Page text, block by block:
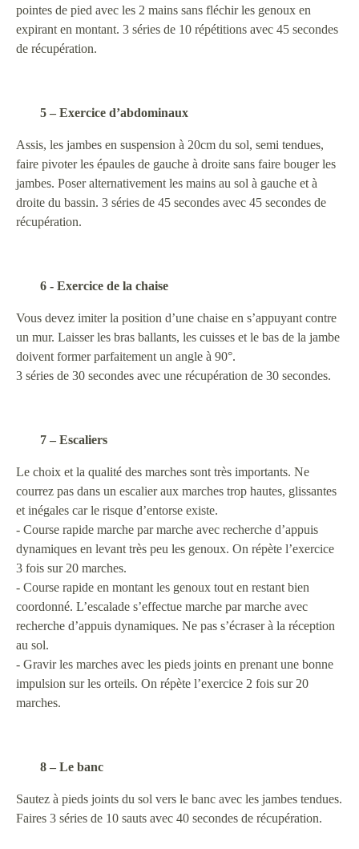
pointes de pied avec les 2 mains sans fléchir les genoux en
expirant en montant. 3 séries de 10 répétitions avec 45 secondes
de récupération.
5 – Exercice d’abdominaux
Assis, les jambes en suspension à 20cm du sol, semi tendues,
faire pivoter les épaules de gauche à droite sans faire bouger les
jambes. Poser alternativement les mains au sol à gauche et à
droite du bassin. 3 séries de 45 secondes avec 45 secondes de
récupération.
6 - Exercice de la chaise
Vous devez imiter la position d’une chaise en s’appuyant contre
un mur. Laisser les bras ballants, les cuisses et le bas de la jambe
doivent former parfaitement un angle à 90°.
3 séries de 30 secondes avec une récupération de 30 secondes.
7 – Escaliers
Le choix et la qualité des marches sont très importants. Ne
courrez pas dans un escalier aux marches trop hautes, glissantes
et inégales car le risque d’entorse existe.
- Course rapide marche par marche avec recherche d’appuis
dynamiques en levant très peu les genoux. On répète l’exercice
3 fois sur 20 marches.
- Course rapide en montant les genoux tout en restant bien
coordonné. L’escalade s’effectue marche par marche avec
recherche d’appuis dynamiques. Ne pas s’écraser à la réception
au sol.
- Gravir les marches avec les pieds joints en prenant une bonne
impulsion sur les orteils. On répète l’exercice 2 fois sur 20
marches.
8 – Le banc
Sautez à pieds joints du sol vers le banc avec les jambes tendues.
Faires 3 séries de 10 sauts avec 40 secondes de récupération.